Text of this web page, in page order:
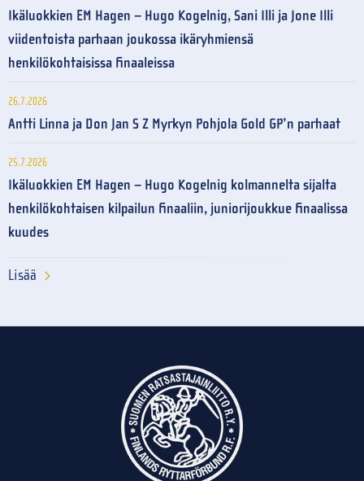
Ikäluokkien EM Hagen – Hugo Kogelnig, Sani Illi ja Jone Illi
viidentoista parhaan joukossa ikäryhmiensä
henkilökohtaisissa finaaleissa
26.7.2026
Antti Linna ja Don Jan S Z Myrkyn Pohjola Gold GP’n parhaat
25.7.2026
Ikäluokkien EM Hagen – Hugo Kogelnig kolmannelta sijalta
henkilökohtaisen kilpailun finaaliin, juniorijoukkue finaalissa
kuudes
Lisää